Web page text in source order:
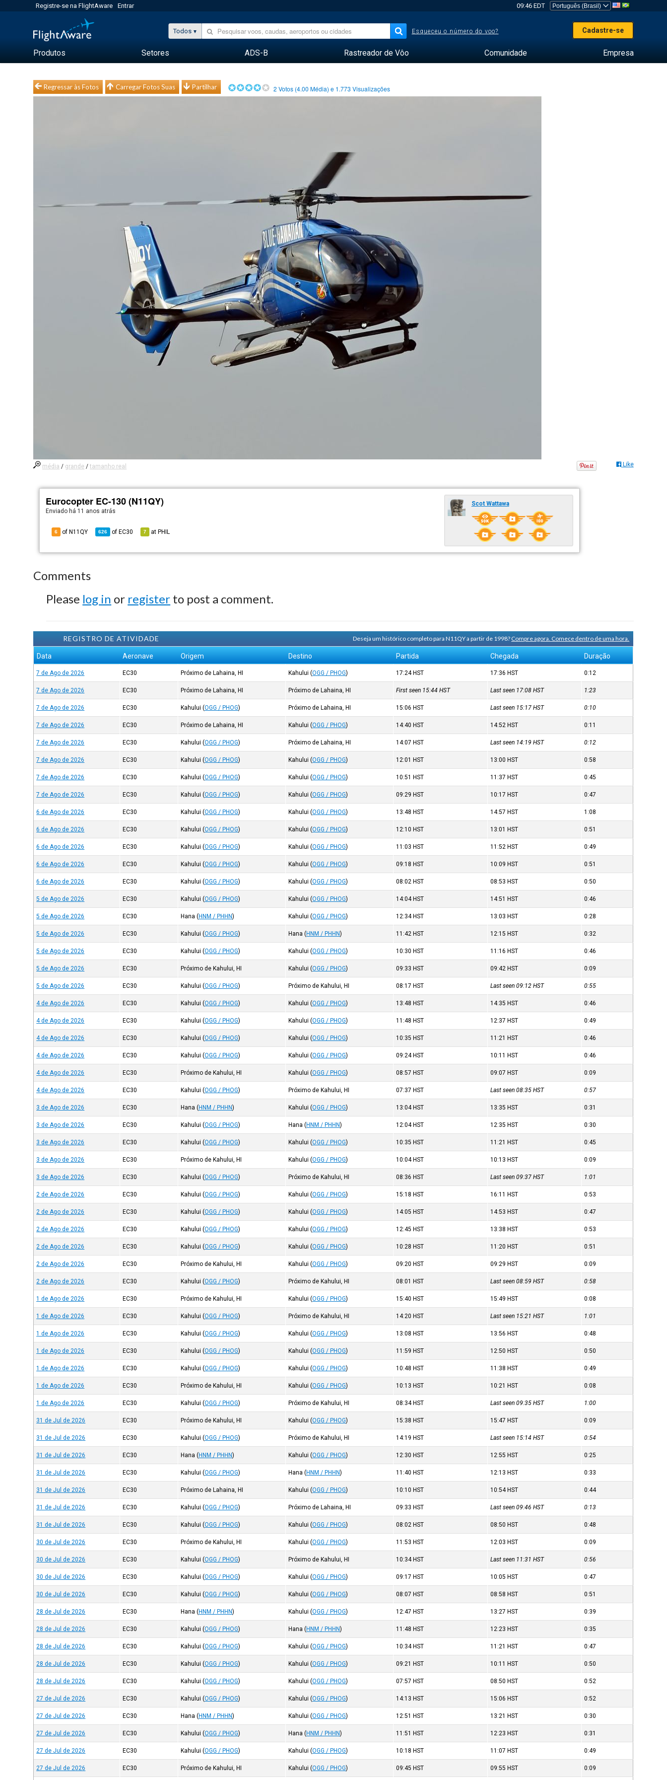
Registre-se na FlightAware Entrar 09:46 EDT
Todos Esqueceu o número do voo? Cadastre-se
Produtos Setores ADS-B Rastreador de Vôo Comunidade Empresa
Regressar às Fotos Carregar Fotos Suas Partilhar 2 Votos (4.00 Média) e 1.773 Visualizações
média / grande /tamanho real Like
Eurocopter EC-130 (N11QY)
Enviado há 11 anos atrás
6 of N11QY 626 of EC30 7 at PHIL
Scot Wattawa
Comments
Please log in or register to post a comment.
REGISTRO DE ATIVIDADE Deseja um histórico completo para N11QY a partir de 1998?Compre agora. Comece dentro de uma hora.
Data Aeronave Origem Destino Partida Chegada Duração
7 de Ago de 2026 EC30 Próximo de Lahaina, HI Kahului (OGG / PHOG) 17:24 HST 17:36 HST 0:12
7 de Ago de 2026 EC30 Próximo de Lahaina, HI Próximo de Lahaina, HI First seen 15:44HST Last seen 17:08HST 1:23
7 de Ago de 2026 EC30 Kahului (OGG / PHOG) Próximo de Lahaina, HI 15:06 HST Last seen 15:17HST 0:10
7 de Ago de 2026 EC30 Próximo de Lahaina, HI Kahului (OGG / PHOG) 14:40 HST 14:52 HST 0:11
7 de Ago de 2026 EC30 Kahului (OGG / PHOG) Próximo de Lahaina, HI 14:07 HST Last seen 14:19HST 0:12
7 de Ago de 2026 EC30 Kahului (OGG / PHOG) Kahului (OGG / PHOG) 12:01 HST 13:00 HST 0:58
7 de Ago de 2026 EC30 Kahului (OGG / PHOG) Kahului (OGG / PHOG) 10:51 HST 11:37 HST 0:45
7 de Ago de 2026 EC30 Kahului (OGG / PHOG) Kahului (OGG / PHOG) 09:29 HST 10:17 HST 0:47
6 de Ago de 2026 EC30 Kahului (OGG / PHOG) Kahului (OGG / PHOG) 13:48 HST 14:57 HST 1:08
6 de Ago de 2026 EC30 Kahului (OGG / PHOG) Kahului (OGG / PHOG) 12:10 HST 13:01 HST 0:51
6 de Ago de 2026 EC30 Kahului (OGG / PHOG) Kahului (OGG / PHOG) 11:03 HST 11:52 HST 0:49
6 de Ago de 2026 EC30 Kahului (OGG / PHOG) Kahului (OGG / PHOG) 09:18 HST 10:09 HST 0:51
6 de Ago de 2026 EC30 Kahului (OGG / PHOG) Kahului (OGG / PHOG) 08:02 HST 08:53 HST 0:50
5 de Ago de 2026 EC30 Kahului (OGG / PHOG) Kahului (OGG / PHOG) 14:04 HST 14:51 HST 0:46
5 de Ago de 2026 EC30 Hana (HNM / PHHN) Kahului (OGG / PHOG) 12:34 HST 13:03 HST 0:28
5 de Ago de 2026 EC30 Kahului (OGG / PHOG) Hana (HNM / PHHN) 11:42 HST 12:15 HST 0:32
5 de Ago de 2026 EC30 Kahului (OGG / PHOG) Kahului (OGG / PHOG) 10:30 HST 11:16 HST 0:46
5 de Ago de 2026 EC30 Próximo de Kahului, HI Kahului (OGG / PHOG) 09:33 HST 09:42 HST 0:09
5 de Ago de 2026 EC30 Kahului (OGG / PHOG) Próximo de Kahului, HI 08:17 HST Last seen 09:12HST 0:55
4 de Ago de 2026 EC30 Kahului (OGG / PHOG) Kahului (OGG / PHOG) 13:48 HST 14:35 HST 0:46
4 de Ago de 2026 EC30 Kahului (OGG / PHOG) Kahului (OGG / PHOG) 11:48 HST 12:37 HST 0:49
4 de Ago de 2026 EC30 Kahului (OGG / PHOG) Kahului (OGG / PHOG) 10:35 HST 11:21 HST 0:46
4 de Ago de 2026 EC30 Kahului (OGG / PHOG) Kahului (OGG / PHOG) 09:24 HST 10:11 HST 0:46
4 de Ago de 2026 EC30 Próximo de Kahului, HI Kahului (OGG / PHOG) 08:57 HST 09:07 HST 0:09
4 de Ago de 2026 EC30 Kahului (OGG / PHOG) Próximo de Kahului, HI 07:37 HST Last seen 08:35HST 0:57
3 de Ago de 2026 EC30 Hana (HNM / PHHN) Kahului (OGG / PHOG) 13:04 HST 13:35 HST 0:31
3 de Ago de 2026 EC30 Kahului (OGG / PHOG) Hana (HNM / PHHN) 12:04 HST 12:35 HST 0:30
3 de Ago de 2026 EC30 Kahului (OGG / PHOG) Kahului (OGG / PHOG) 10:35 HST 11:21 HST 0:45
3 de Ago de 2026 EC30 Próximo de Kahului, HI Kahului (OGG / PHOG) 10:04 HST 10:13 HST 0:09
3 de Ago de 2026 EC30 Kahului (OGG / PHOG) Próximo de Kahului, HI 08:36 HST Last seen 09:37HST 1:01
2 de Ago de 2026 EC30 Kahului (OGG / PHOG) Kahului (OGG / PHOG) 15:18 HST 16:11 HST 0:53
2 de Ago de 2026 EC30 Kahului (OGG / PHOG) Kahului (OGG / PHOG) 14:05 HST 14:53 HST 0:47
2 de Ago de 2026 EC30 Kahului (OGG / PHOG) Kahului (OGG / PHOG) 12:45 HST 13:38 HST 0:53
2 de Ago de 2026 EC30 Kahului (OGG / PHOG) Kahului (OGG / PHOG) 10:28 HST 11:20 HST 0:51
2 de Ago de 2026 EC30 Próximo de Kahului, HI Kahului (OGG / PHOG) 09:20 HST 09:29 HST 0:09
2 de Ago de 2026 EC30 Kahului (OGG / PHOG) Próximo de Kahului, HI 08:01 HST Last seen 08:59HST 0:58
1 de Ago de 2026 EC30 Próximo de Kahului, HI Kahului (OGG / PHOG) 15:40 HST 15:49 HST 0:08
1 de Ago de 2026 EC30 Kahului (OGG / PHOG) Próximo de Kahului, HI 14:20 HST Last seen 15:21HST 1:01
1 de Ago de 2026 EC30 Kahului (OGG / PHOG) Kahului (OGG / PHOG) 13:08 HST 13:56 HST 0:48
1 de Ago de 2026 EC30 Kahului (OGG / PHOG) Kahului (OGG / PHOG) 11:59 HST 12:50 HST 0:50
1 de Ago de 2026 EC30 Kahului (OGG / PHOG) Kahului (OGG / PHOG) 10:48 HST 11:38 HST 0:49
1 de Ago de 2026 EC30 Próximo de Kahului, HI Kahului (OGG / PHOG) 10:13 HST 10:21 HST 0:08
1 de Ago de 2026 EC30 Kahului (OGG / PHOG) Próximo de Kahului, HI 08:34 HST Last seen 09:35HST 1:00
31 de Jul de 2026 EC30 Próximo de Kahului, HI Kahului (OGG / PHOG) 15:38 HST 15:47 HST 0:09
31 de Jul de 2026 EC30 Kahului (OGG / PHOG) Próximo de Kahului, HI 14:19 HST Last seen 15:14HST 0:54
31 de Jul de 2026 EC30 Hana (HNM / PHHN) Kahului (OGG / PHOG) 12:30 HST 12:55 HST 0:25
31 de Jul de 2026 EC30 Kahului (OGG / PHOG) Hana (HNM / PHHN) 11:40 HST 12:13 HST 0:33
31 de Jul de 2026 EC30 Próximo de Lahaina, HI Kahului (OGG / PHOG) 10:10 HST 10:54 HST 0:44
31 de Jul de 2026 EC30 Kahului (OGG / PHOG) Próximo de Lahaina, HI 09:33 HST Last seen 09:46HST 0:13
31 de Jul de 2026 EC30 Kahului (OGG / PHOG) Kahului (OGG / PHOG) 08:02 HST 08:50 HST 0:48
30 de Jul de 2026 EC30 Próximo de Kahului, HI Kahului (OGG / PHOG) 11:53 HST 12:03 HST 0:09
30 de Jul de 2026 EC30 Kahului (OGG / PHOG) Próximo de Kahului, HI 10:34 HST Last seen 11:31HST 0:56
30 de Jul de 2026 EC30 Kahului (OGG / PHOG) Kahului (OGG / PHOG) 09:17 HST 10:05 HST 0:47
30 de Jul de 2026 EC30 Kahului (OGG / PHOG) Kahului (OGG / PHOG) 08:07 HST 08:58 HST 0:51
28 de Jul de 2026 EC30 Hana (HNM / PHHN) Kahului (OGG / PHOG) 12:47 HST 13:27 HST 0:39
28 de Jul de 2026 EC30 Kahului (OGG / PHOG) Hana (HNM / PHHN) 11:48 HST 12:23 HST 0:35
28 de Jul de 2026 EC30 Kahului (OGG / PHOG) Kahului (OGG / PHOG) 10:34 HST 11:21 HST 0:47
28 de Jul de 2026 EC30 Kahului (OGG / PHOG) Kahului (OGG / PHOG) 09:21 HST 10:11 HST 0:50
28 de Jul de 2026 EC30 Kahului (OGG / PHOG) Kahului (OGG / PHOG) 07:57 HST 08:50 HST 0:52
27 de Jul de 2026 EC30 Kahului (OGG / PHOG) Kahului (OGG / PHOG) 14:13 HST 15:06 HST 0:52
27 de Jul de 2026 EC30 Hana (HNM / PHHN) Kahului (OGG / PHOG) 12:51 HST 13:21 HST 0:30
27 de Jul de 2026 EC30 Kahului (OGG / PHOG) Hana (HNM / PHHN) 11:51 HST 12:23 HST 0:31
27 de Jul de 2026 EC30 Kahului (OGG / PHOG) Kahului (OGG / PHOG) 10:18 HST 11:07 HST 0:49
27 de Jul de 2026 EC30 Próximo de Kahului, HI Kahului (OGG / PHOG) 09:45 HST 09:55 HST 0:09